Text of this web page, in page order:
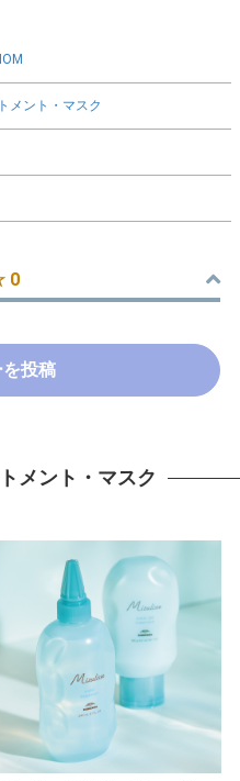
メント・マスク
0
投稿
メント・マスク